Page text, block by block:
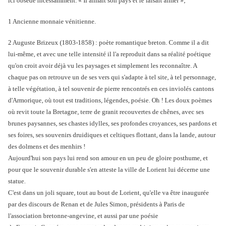
1 Ancienne monnaie vénitienne.
2 Auguste Brizeux (1803-1858) : poète romantique breton. Comme il a dit
lui-même, et avec une telle intensité il l'a reproduit dans sa réalité poétique
qu'on croit avoir déjà vu les paysages et simplement les reconnaître. A
chaque pas on retrouve un de ses vers qui s'adapte à tel site, à tel personnage,
à telle végétation, à tel souvenir de pierre rencontrés en ces inviolés cantons
d'Armorique, où tout est traditions, légendes, poésie. Oh ! Les doux poèmes
où revit toute la Bretagne, terre de granit recouvertes de chênes, avec ses
brunes paysannes, ses chastes idylles, ses profondes croyances, ses pardons et
ses foires, ses souvenirs druidiques et celtiques flottant, dans la lande, autour
des dolmens et des menhirs !
Aujourd'hui son pays lui rend son amour en un peu de gloire posthume, et
pour que le souvenir durable s'en atteste la ville de Lorient lui décerne une
statue.
C'est dans un joli square, tout au bout de Lorient, qu'elle va être inaugurée
par des discours de Renan et de Jules Simon, présidents à Paris de
l'association bretonne-angevine, et aussi par une poésie